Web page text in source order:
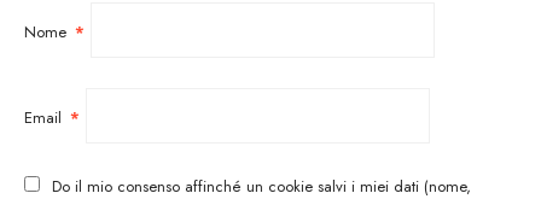
Nome *
Email *
Do il mio consenso affinché un cookie salvi i miei dati (nome,